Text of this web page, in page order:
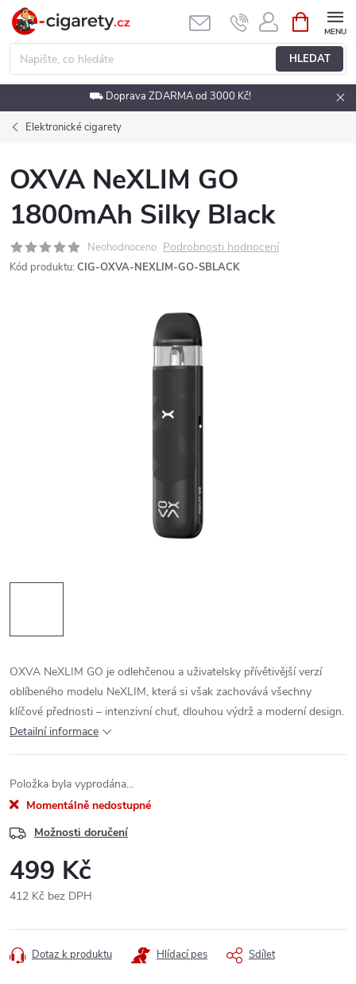
Přejít
obsah
HLEDAT
NÁKUPNÍ
KOŠÍK
⛟ Doprava ZDARMA od 3000 Kč!
Elektronické cigarety
OXVA NeXLIM GO
1800mAh Silky Black
Neohodnoceno Podrobnosti hodnocení
Kód produktu: CIG-OXVA-NEXLIM-GO-SBLACK
OXVA NeXLIM GO je odlehčenou a uživatelsky přívětivější verzí
oblíbeného modelu NeXLIM, která si však zachovává všechny
klíčové přednosti – intenzivní chuť, dlouhou výdrž a moderní design.
Detailní informace
Položka byla vyprodána…
Momentálně nedostupné
Možnosti doručení
499 Kč
412 Kč bez DPH
cena:
Dotaz k produktu Hlídací pes Sdílet